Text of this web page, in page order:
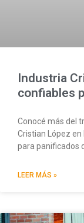
Industria
confiables
Conocé más del
Cristian López
para panificados
LEER MÁS »